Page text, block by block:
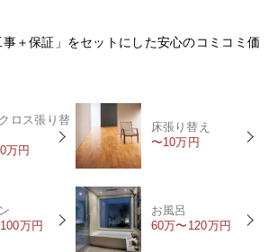
＋保証」をセットにした安心のコミコミ価
ロス張り替
万円
床張り替え
〜10万円
万円
お風呂
60万〜120万円